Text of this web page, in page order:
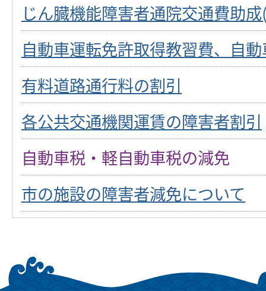
じん臓機能障害者通院交通費助
自動車運転免許取得教習費、自
有料道路通行料の割引
各公共交通機関運賃の障害者割引
自動車税・軽自動車税の減免
市の施設の障害者減免について